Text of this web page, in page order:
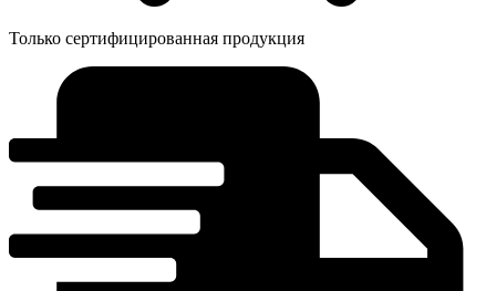
Только сертифицированная продукция